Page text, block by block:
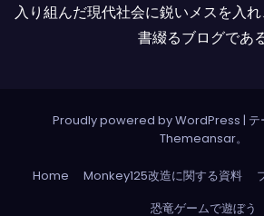
入り組んだ現代社会に鋭いメスを入
書綴るブログであ
Proudly powered by WordPress |
Themeansar。
Home Monkey125改造に関する資料
恐竜ゲームで遊ぼう